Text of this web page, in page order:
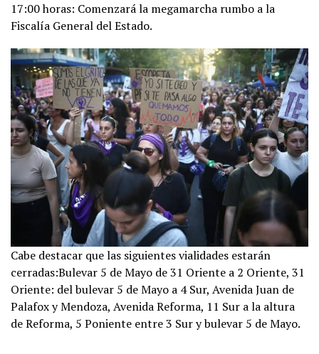
17:00 horas: Comenzará la megamarcha rumbo a la
Fiscalía General del Estado.
Cabe destacar que las siguientes vialidades estarán
cerradas:Bulevar 5 de Mayo de 31 Oriente a 2 Oriente, 31
Oriente: del bulevar 5 de Mayo a 4 Sur, Avenida Juan de
Palafox y Mendoza, Avenida Reforma, 11 Sur a la altura
de Reforma, 5 Poniente entre 3 Sur y bulevar 5 de Mayo.